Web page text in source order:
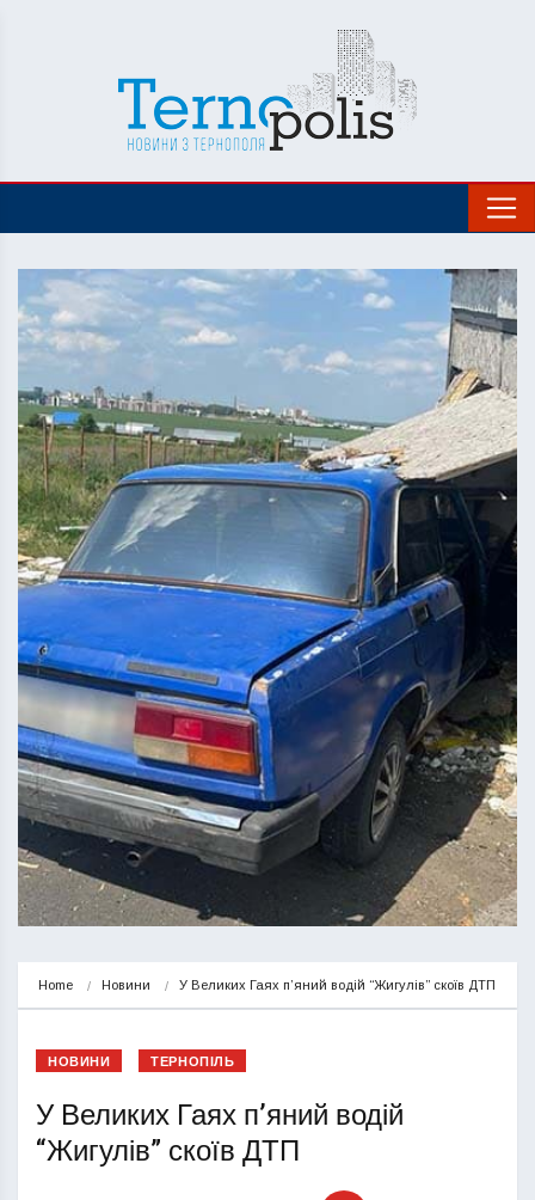
Home Новини У Великих Гаях п’яний водій “Жигулів” скоїв ДТП
НОВИНИ ТЕРНОПІЛЬ
У Великих Гаях п’яний водій
“Жигулів” скоїв ДТП